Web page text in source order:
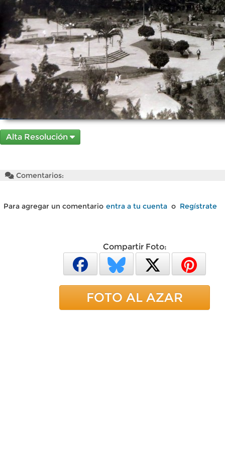
Alta Resolución
Comentarios:
Para agregar un comentario entra a tu cuenta o Regístrate
Compartir Foto:
FOTO AL AZAR